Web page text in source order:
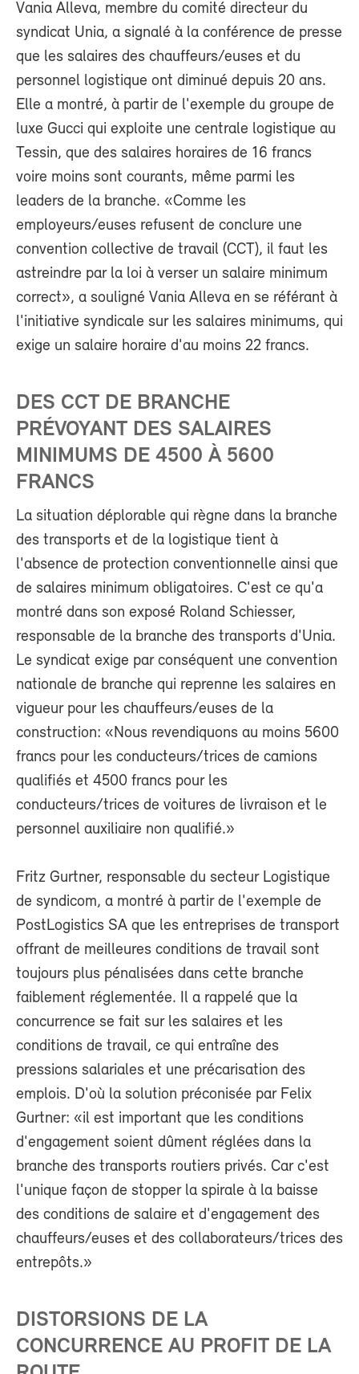
Vania Alleva, membre du comité directeur du
syndicat Unia, a signalé à la conférence de presse
que les salaires des chauffeurs/euses et du
personnel logistique ont diminué depuis 20 ans.
Elle a montré, à partir de l'exemple du groupe de
luxe Gucci qui exploite une centrale logistique au
Tessin, que des salaires horaires de 16 francs
voire moins sont courants, même parmi les
leaders de la branche. «Comme les
employeurs/euses refusent de conclure une
convention collective de travail (CCT), il faut les
astreindre par la loi à verser un salaire minimum
correct», a souligné Vania Alleva en se référant à
l'initiative syndicale sur les salaires minimums, qui
exige un salaire horaire d'au moins 22 francs.
DES CCT DE BRANCHE
PRÉVOYANT DES SALAIRES
MINIMUMS DE 4500 À 5600
FRANCS
La situation déplorable qui règne dans la branche
des transports et de la logistique tient à
l'absence de protection conventionnelle ainsi que
de salaires minimum obligatoires. C'est ce qu'a
montré dans son exposé Roland Schiesser,
responsable de la branche des transports d'Unia.
Le syndicat exige par conséquent une convention
nationale de branche qui reprenne les salaires en
vigueur pour les chauffeurs/euses de la
construction: «Nous revendiquons au moins 5600
francs pour les conducteurs/trices de camions
qualifiés et 4500 francs pour les
conducteurs/trices de voitures de livraison et le
personnel auxiliaire non qualifié.»
Fritz Gurtner, responsable du secteur Logistique
de syndicom, a montré à partir de l'exemple de
PostLogistics SA que les entreprises de transport
offrant de meilleures conditions de travail sont
toujours plus pénalisées dans cette branche
faiblement réglementée. Il a rappelé que la
concurrence se fait sur les salaires et les
conditions de travail, ce qui entraîne des
pressions salariales et une précarisation des
emplois. D'où la solution préconisée par Felix
Gurtner: «il est important que les conditions
d'engagement soient dûment réglées dans la
branche des transports routiers privés. Car c'est
l'unique façon de stopper la spirale à la baisse
des conditions de salaire et d'engagement des
chauffeurs/euses et des collaborateurs/trices des
entrepôts.»
DISTORSIONS DE LA
CONCURRENCE AU PROFIT DE LA